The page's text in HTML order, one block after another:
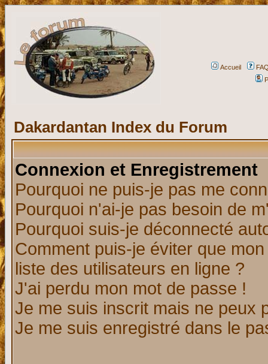
Accueil
Dakardantan Index du Forum
Connexion et Enregistrement
Pourquoi ne puis-je pas me
Pourquoi n'ai-je pas besoin de
Pourquoi suis-je déconnecté
Comment puis-je éviter que
liste des utilisateurs en ligne ?
J'ai perdu mon mot de passe !
Je me suis inscrit mais ne peux
Je me suis enregistré dans le